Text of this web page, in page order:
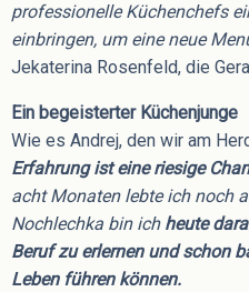
professionelle Küchenchefs
einbringen, um eine neue
Jekaterina Rosenfeld, die
Ein begeisterter Küchenjunge
Wie es Andrej, den wir am
Erfahrung ist eine riesige
acht Monaten lebte ich noch
Nochlechka bin ichheute
Beruf zu erlernen und schon
Leben führen können.